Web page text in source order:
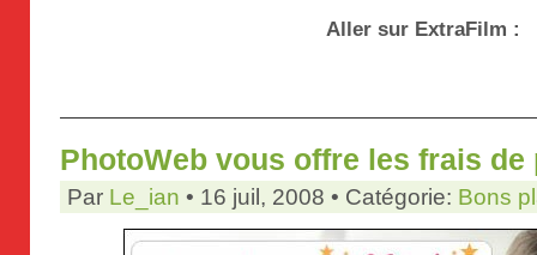
Aller sur ExtraFilm :
PhotoWeb vous offre les frais de
Par Le_ian • 16 juil, 2008 • Catégorie: Bons